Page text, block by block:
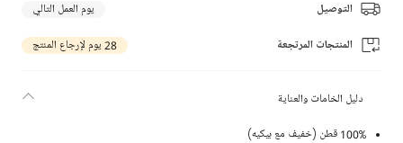
التوصيل يوم العمل التالي
المنتجات المرتجعة 28 يوم لإرجاع المنتج
دليل الخامات والعناية
100% قطن (خفيف مع بيكيه)